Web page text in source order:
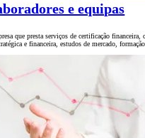
e equipas
que presta serviços de certificação financeira,
e financeira, estudos de mercado,